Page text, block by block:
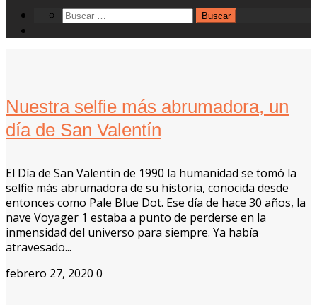
Nuestra selfie más abrumadora, un
día de San Valentín
El Día de San Valentín de 1990 la humanidad se tomó la
selfie más abrumadora de su historia, conocida desde
entonces como Pale Blue Dot. Ese día de hace 30 años, la
nave Voyager 1 estaba a punto de perderse en la
inmensidad del universo para siempre. Ya había
atravesado...
febrero 27, 2020 0